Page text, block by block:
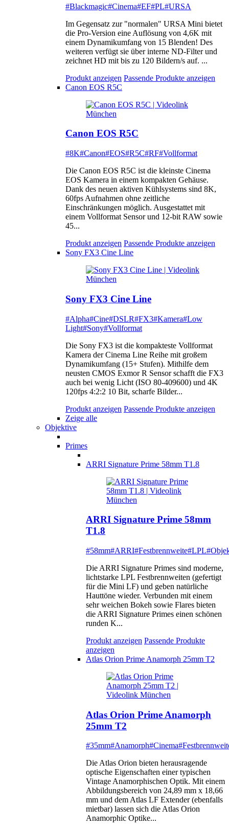
#Blackmagic#Cinema#EF#PL#URSA
Im Gegensatz zur "normalen" URSA Mini bietet
die Pro-Version eine Auflösung von 4,6K mit
einem Dynamikumfang von 15 Blenden! Des
weiteren verfügt sie über interne ND-Filter und
zeichnet HD mit bis zu 120 Bildern/s auf. ...
Produkt anzeigen Passende Produkte anzeigen
Canon EOS R5C
Canon EOS R5C
#8K#Canon#EOS#R5C#RF#Vollformat
Die Canon EOS R5C ist die kleinste Cinema
EOS Kamera in einem kompakten Gehäuse.
Dank des neuen aktiven Kühlsystems sind 8K,
60fps Aufnahmen ohne zeitliche
Einschränkungen möglich. Ausgestattet mit
einem Vollformat Sensor und 12-bit RAW sowie
45...
Produkt anzeigen Passende Produkte anzeigen
Sony FX3 Cine Line
Sony FX3 Cine Line
#Alpha#Cine#DSLR#FX3#Kamera#Low
Light#Sony#Vollformat
Die Sony FX3 ist die kompakteste Vollformat
Kamera der Cinema Line Reihe mit großem
Dynamikumfang (15+ Stufen). Mithilfe dem
neusten CMOS Exmor R Sensor schafft die FX3
auch bei wenig Licht (ISO 80-409600) und 4K
120fps 4:2:2 10 Bit, scharfe Bilder...
Produkt anzeigen Passende Produkte anzeigen
Zeige alle
Objektive
Primes
ARRI Signature Prime 58mm T1.8
ARRI Signature Prime 58mm
T1.8
#58mm#ARRI#Festbrennweite#LPL
Die ARRI Signature Primes sind moderne,
lichtstarke LPL Festbrennweiten (gefertigt
für die Mini LF) und geben natürliche
Hauttöne wieder. Verbunden mit einem
sehr weichen Bokeh sowie Flares bieten
die ARRI Signature Primes einen schönen
runden K...
Produkt anzeigen Passende Produkte
anzeigen
Atlas Orion Prime Anamorph 25mm T2
Atlas Orion Prime Anamorph
25mm T2
#35mm#Anamorph#Cinema
Die Atlas Orion bieten herausragende
optische Eigenschaften einer typischen
Vintage Anamorphischen Optik. Mit einem
Abbildungsbereich von 24,89 mm x 18,66
mm und dem Atlas LF Extender (ebenfalls
mietbar) lassen sich die Atlas Orion
Anamorphic Optike...